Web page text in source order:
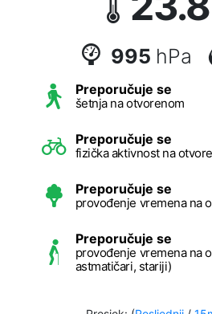
995 hPa
Preporučuje se
šetnja na otvorenom
Preporučuje se
fizička aktivnost na
Preporučuje se
provođenje vremena na
Preporučuje se
provođenje vremena na
astmatičari, stariji)